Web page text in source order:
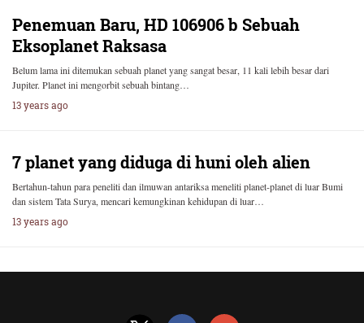
Penemuan Baru, HD 106906 b Sebuah
Eksoplanet Raksasa
Belum lama ini ditemukan sebuah planet yang sangat besar, 11 kali lebih besar dari
Jupiter. Planet ini mengorbit sebuah bintang…
13 years ago
7 planet yang diduga di huni oleh alien
Bertahun-tahun para peneliti dan ilmuwan antariksa meneliti planet-planet di luar Bumi
dan sistem Tata Surya, mencari kemungkinan kehidupan di luar…
13 years ago